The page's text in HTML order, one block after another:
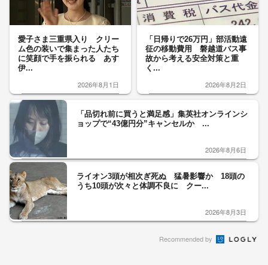
愛子さま三重県入り クリー
ム色の装いで集まった人たち
に笑顔で手を振られる あす
伊...
2026年8月1日
「日帰りで26万円」部活動遠
征の移動費用 磐越道バス事
故から考える安全対策と重
く...
2026年8月2日
「品切れ前に買うと満足感」集英社オンラインシ
ョップで“43億円分”キャンセルか ...
2026年8月6日
ライオン3頭が相次ぎ死ぬ 猛暑影響か 18頭の
うち10頭が次々と体調不良に クー...
2026年8月3日
Recommended by